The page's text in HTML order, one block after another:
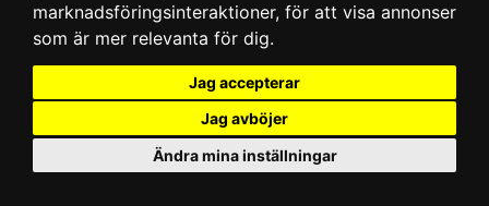
marknadsföringsinteraktioner, för att visa annonser
som är mer relevanta för dig.
Jag accepterar
Jag avböjer
Ändra mina inställningar